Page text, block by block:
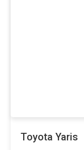
Toyota Yaris